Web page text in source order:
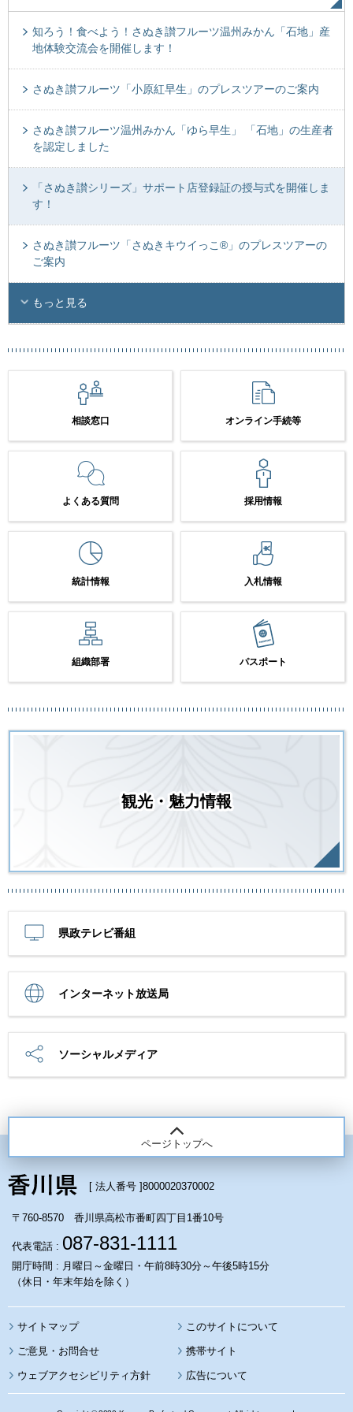
知ろう！食べよう！さぬき讃フルーツ温州みかん「石地」産
地体験交流会を開催します！
さぬき讃フルーツ「小原紅早生」のプレスツアーのご案内
さぬき讃フルーツ温州みかん「ゆら早生」 「石地」の生産者
を認定しました
「さぬき讃シリーズ」サポート店登録証の授与式を開催しま
す！
さぬき讃フルーツ「さぬきキウイっこ®」のプレスツアーの
ご案内
もっと見る
相談窓口 オンライン手続等
よくある質問 採用情報
統計情報 入札情報
組織部署 パスポート
観光・魅力情報
県政テレビ番組
インターネット放送局
ソーシャルメディア
ページトップへ
[ 法人番号 ]8000020370002
〒760-8570 香川県高松市番町四丁目1番10号
代表電話 : 087-831-1111
開庁時間 : 月曜日～金曜日・午前8時30分～午後5時15分
（休日・年末年始を除く）
サイトマップ このサイトについて
携帯サイト
ウェブアクセシビリティ方針 広告について